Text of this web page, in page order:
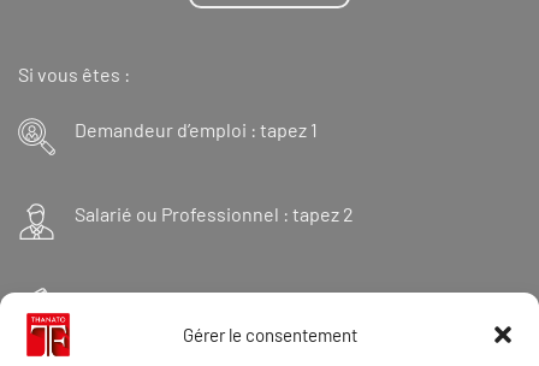
Gérer le consentement
Si vous êtes :
Demandeur d’emploi : tapez 1
Salarié ou Professionnel : tapez 2
Financeur : tapez 3